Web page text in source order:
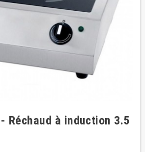
- Réchaud à induction 3.5